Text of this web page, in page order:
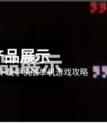
展示
载手机版单机游戏攻略